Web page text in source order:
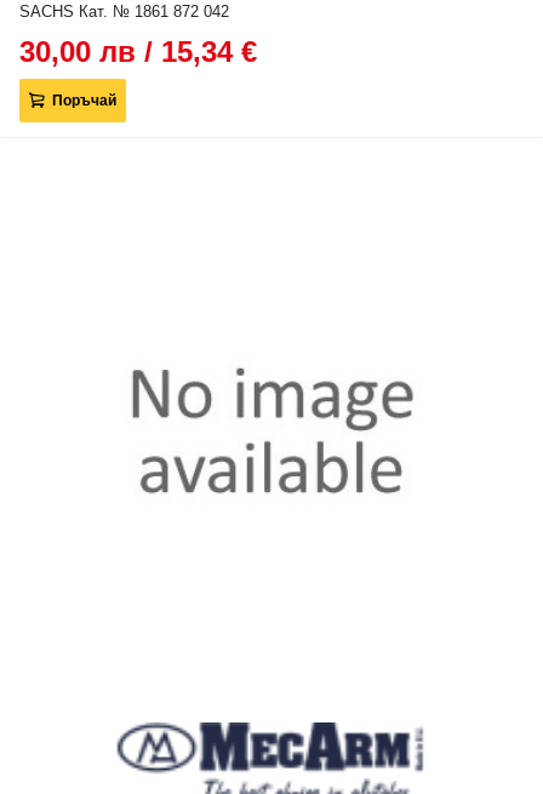
SACHS Кат. № 1861 872 042
30,00 лв / 15,34 €
Поръчай